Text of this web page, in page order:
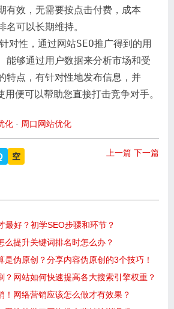
有效，无需要按点击付费，成本
名可以长期维持。
性，通过网站SEO推广得到的用
能够通过用户数据来分析市场和受
特点，有针对性地发布信息，并
用便可以帮助您直接打击竞争对手。
化 · 周口网站优化
上一篇 下一篇
空
最好？初学SEO步骤和环节？
么提升关键词排名时怎么办？
是伪原创？分享内容伪原创的3个技巧！
？网站如何快速提高各大搜索引擎权重？
！网络营销应该怎么做才有效果？